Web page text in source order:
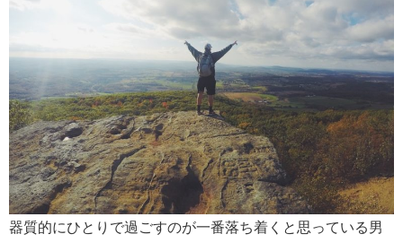
器質的にひとりで過ごすのが一番落ち着くと思っている男